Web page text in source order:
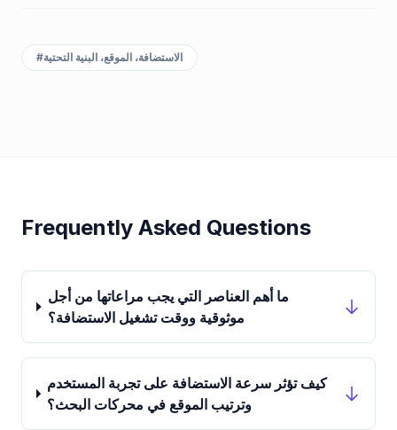
#الاستضافة، الموقع، البنية التحتية
Frequently Asked Questions
ما أهم العناصر التي يجب مراعاتها من أجل
موثوقية ووقت تشغيل الاستضافة؟
كيف تؤثر سرعة الاستضافة على تجربة المستخدم
وترتيب الموقع في محركات البحث؟